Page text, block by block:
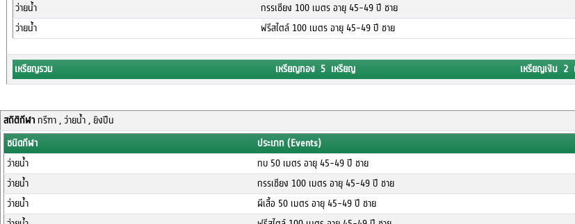
ว่ายน้ำ
กรรเชียง 100 เมตร อายุ 45-49 ปี ชาย
ว่ายน้ำ
ฟรีสไตล์ 100 เมตร อายุ 45-49 ปี ชาย
เหรียญรวม เหรียญทอง 5 เหรียญ เหรียญเงิน 2
สถิติกีฬากรีฑา , ว่ายน้ำ , ยิงปืน
ชนิดกีฬา
ประเภท (Events)
ว่ายน้ำ
กบ 50 เมตร อายุ 45-49 ปี ชาย
ว่ายน้ำ
กรรเชียง 100 เมตร อายุ 45-49 ปี ชาย
ว่ายน้ำ
ผีเสื้อ 50 เมตร อายุ 45-49 ปี ชาย